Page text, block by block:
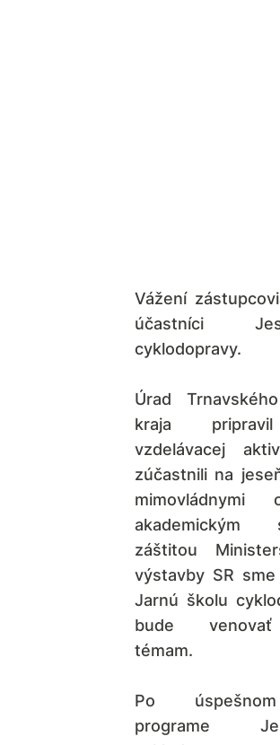
Vážení
účastníci
cyklodopravy.
Úrad
kraja pripravil
vzdelávacej
zúčastnili na
mimovládnymi
akademickým
záštitou
výstavby SR
Jarnú školu
bude venovať
témam.
Po
programe